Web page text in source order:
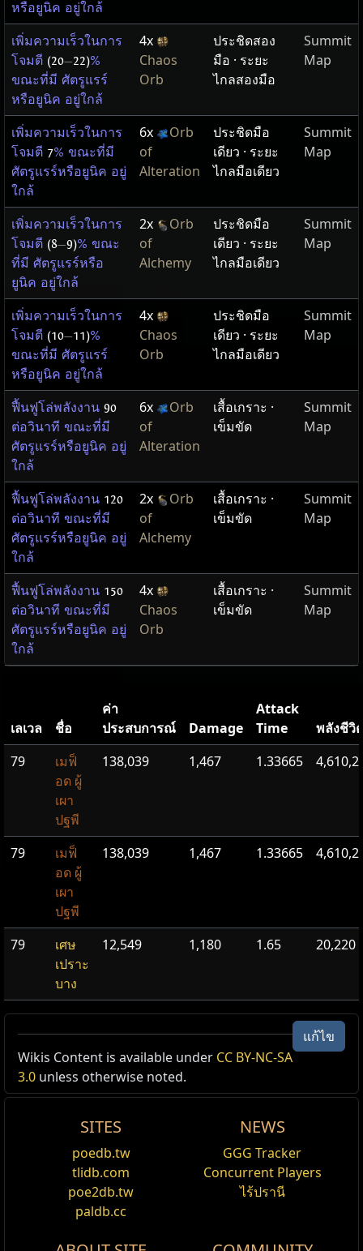
หรือยูนิค อยู่ใกล้
เพิ่มความเร็วในการ
โจมตี (20—22)%
ขณะที่มี ศัตรูแรร์
หรือยูนิค อยู่ใกล้
4x
Chaos
Orb
ประชิดสอง
มือ · ระยะ
ไกลสองมือ
Summit
Map
เพิ่มความเร็วในการ
โจมตี 7% ขณะที่มี
ศัตรูแรร์หรือยูนิค อยู่
ใกล้
6x
Orb
of
Alteration
ประชิดมือ
เดียว · ระยะ
ไกลมือเดียว
Summit
Map
เพิ่มความเร็วในการ
โจมตี (8—9)% ขณะ
ที่มี ศัตรูแรร์หรือ
ยูนิค อยู่ใกล้
2x
Orb
of
Alchemy
ประชิดมือ
เดียว · ระยะ
ไกลมือเดียว
Summit
Map
เพิ่มความเร็วในการ
โจมตี (10—11)%
ขณะที่มี ศัตรูแรร์
หรือยูนิค อยู่ใกล้
4x
Chaos
Orb
ประชิดมือ
เดียว · ระยะ
ไกลมือเดียว
Summit
Map
ฟื้นฟูโล่พลังงาน 90
ต่อวินาที ขณะที่มี
ศัตรูแรร์หรือยูนิค อยู่
ใกล้
6x
Orb
of
Alteration
เสื้อเกราะ ·
เข็มขัด
Summit
Map
ฟื้นฟูโล่พลังงาน 120
ต่อวินาที ขณะที่มี
ศัตรูแรร์หรือยูนิค อยู่
ใกล้
2x
Orb
of
Alchemy
เสื้อเกราะ ·
เข็มขัด
Summit
Map
ฟื้นฟูโล่พลังงาน 150
ต่อวินาที ขณะที่มี
ศัตรูแรร์หรือยูนิค อยู่
ใกล้
4x
Chaos
Orb
เสื้อเกราะ ·
เข็มขัด
Summit
Map
เลเวล ชื่อ
ค่า
ประสบการณ์
Damage
Attack
Time
พลังชีวิต
79
เมฟ็
อด ผู้
เผา
ปฐพี
138,039 1,467 1.33665
79
เมฟ็
อด ผู้
เผา
ปฐพี
138,039 1,467 1.33665
79
เศษ
เปราะ
บาง
12,549 1,180 1.65 20,220
Summit Map
แผนที่
ระดับแผนที่:
เดินทาง​ไปยัง แผนที่หนึ่ง​ที่​มี​ระดับ​เท่ากัน​หรือ​ต่ำ​กว่า ด้วย​
การ​ใช้​ไอเทม​นี้​​ใน เครื่อง​เปิด​แผนที่ ของ​คุณ แผนที่​แต่​ละ​ชิ้น​
สามารถ​ใช้ได้​เพียง​ครั้ง​เดียว​เท่านั้น
แก้ไข
Wikis Content is available under CC BY-NC-SA
3.0 unless otherwise noted.
SITES
poedb.tw
tlidb.com
poe2db.tw
paldb.cc
NEWS
GGG Tracker
Concurrent Players
ไร้ปรานี